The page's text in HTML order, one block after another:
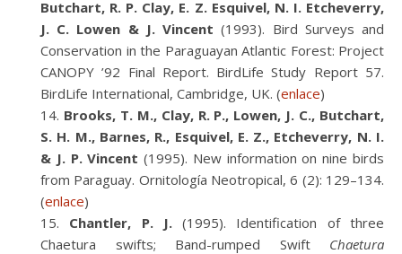
Butchart, R. P. Clay, E. Z. Esquivel, N. I. Etcheverry,
J. C. Lowen & J. Vincent (1993). Bird Surveys and
Conservation in the Paraguayan Atlantic Forest: Project
CANOPY ’92 Final Report. BirdLife Study Report 57.
BirdLife International, Cambridge, UK. (enlace)
Brooks, T. M., Clay, R. P., Lowen, J. C., Butchart,
S. H. M., Barnes, R., Esquivel, E. Z., Etcheverry, N. I.
& J. P. Vincent (1995). New information on nine birds
from Paraguay. Ornitología Neotropical, 6 (2): 129–134.
(enlace)
Chantler, P. J.(1995). Identification of three
Chaetura swifts; Band-rumped Swift Chaetura